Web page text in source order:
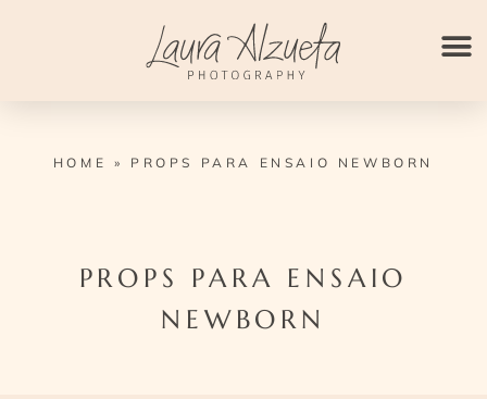
HOME » PROPS PARA ENSAIO NEWBORN
PROPS PARA ENSAIO
NEWBORN